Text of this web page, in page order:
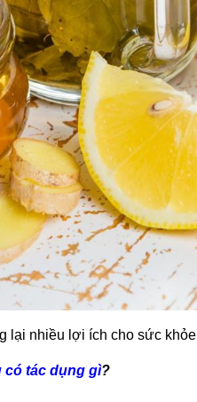
lại nhiều lợi ích cho sức khỏe
có tác dụng gì?